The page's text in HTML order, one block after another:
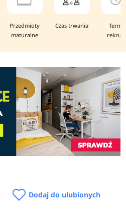
Przedmioty
maturalne
Czas trwania
Dodaj do ulubionych